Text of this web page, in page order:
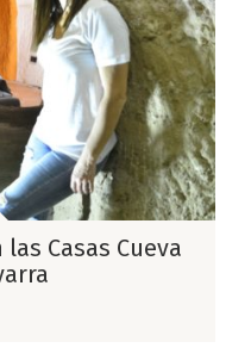
Casas Cueva